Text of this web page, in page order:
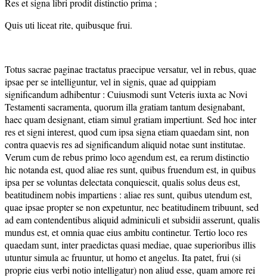
Res et signa libri prodit distinctio prima ;
Quis uti liceat rite, quibusque frui.
Totus sacrae paginae tractatus praecipue versatur, vel in rebus, quae
ipsae per se intelliguntur, vel in signis, quae ad quippiam
significandum adhibentur : Cuiusmodi sunt Veteris iuxta ac Novi
Testamenti sacramenta, quorum illa gratiam tantum designabant,
haec quam designant, etiam simul gratiam impertiunt. Sed hoc inter
res et signi interest, quod cum ipsa signa etiam quaedam sint, non
contra quaevis res ad significandum aliquid notae sunt institutae.
Verum cum de rebus primo loco agendum est, ea rerum distinctio
hic notanda est, quod aliae res sunt, quibus fruendum est, in quibus
ipsa per se voluntas delectata conquiescit, qualis solus deus est,
beatitudinem nobis impartiens : aliae res sunt, quibus utendum est,
quae ipsae propter se non expetuntur, nec beatitudinem tribuunt, sed
ad eam contendentibus aliquid adminiculi et subsidii asserunt, qualis
mundus est, et omnia quae eius ambitu continetur. Tertio loco res
quaedam sunt, inter praedictas quasi mediae, quae superioribus illis
utuntur simula ac fruuntur, ut homo et angelus. Ita patet, frui (si
proprie eius verbi notio intelligatur) non aliud esse, quam amore rei